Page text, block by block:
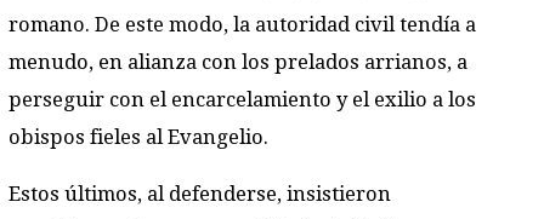
romano. De este modo, la autoridad civil tendía a
menudo, en alianza con los prelados arrianos, a
perseguir con el encarcelamiento y el exilio a los
obispos fieles al Evangelio.
Estos últimos, al defenderse, insistieron